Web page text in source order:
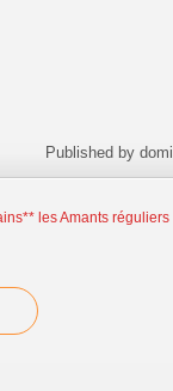
Published by
les Amants